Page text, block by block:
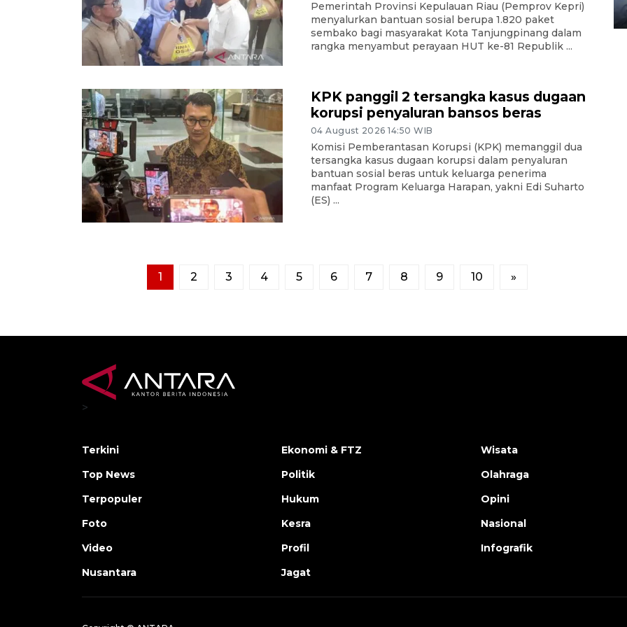
Pemerintah Provinsi Kepulauan Riau (Pemprov Kepri)
menyalurkan bantuan sosial berupa 1.820 paket
sembako bagi masyarakat Kota Tanjungpinang dalam
rangka menyambut perayaan HUT ke-81 Republik ...
KPK panggil 2 tersangka kasus dugaan
korupsi penyaluran bansos beras
04 August 2026 14:50 WIB
Komisi Pemberantasan Korupsi (KPK) memanggil dua
tersangka kasus dugaan korupsi dalam penyaluran
bantuan sosial beras untuk keluarga penerima
manfaat Program Keluarga Harapan, yakni Edi Suharto
(ES) ...
1 2 3 4 5 6 7 8 9 10 »
08 February 2024 15:30 WIB, 2024
>
Terkini
Top News
Terpopuler
Foto
Video
Nusantara
Ekonomi & FTZ
Politik
Hukum
Kesra
Profil
Jagat
Wisata
Olahraga
Opini
Nasional
Infografik